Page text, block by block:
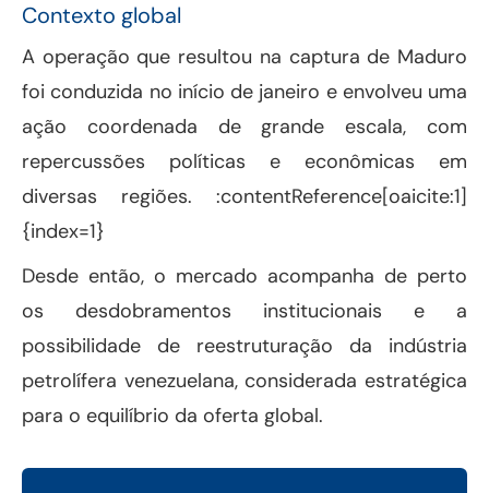
Contexto global
A operação que resultou na captura de Maduro
foi conduzida no início de janeiro e envolveu uma
ação coordenada de grande escala, com
repercussões políticas e econômicas em
diversas regiões. :contentReference[oaicite:1]
{index=1}
Desde então, o mercado acompanha de perto
os desdobramentos institucionais e a
possibilidade de reestruturação da indústria
petrolífera venezuelana, considerada estratégica
para o equilíbrio da oferta global.